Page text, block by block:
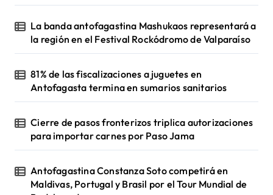
e
e
n
t
r
d
a
s
La banda antofagastina Mashukaos representará a
la región en el Festival Rockódromo de Valparaíso
81% de las fiscalizaciones a juguetes en
Antofagasta termina en sumarios sanitarios
Cierre de pasos fronterizos triplica autorizaciones
para importar carnes por Paso Jama
Antofagastina Constanza Soto competirá en
Maldivas, Portugal y Brasil por el Tour Mundial de